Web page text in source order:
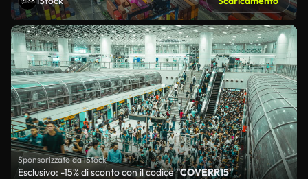
Sponsorizzato da iStock
Esclusivo: -15% di sconto con il codice"COVERR15"